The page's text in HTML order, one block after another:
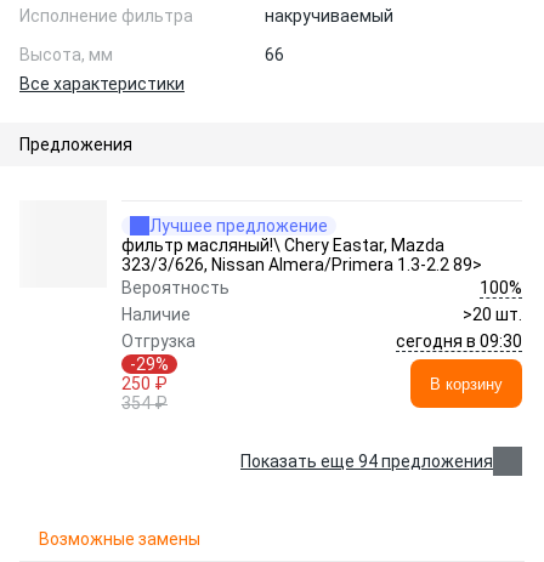
Исполнение фильтра
накручиваемый
Высота, мм
66
Все характеристики
Предложения
Лучшее предложение
фильтр масляный!\ Chery Eastar, Mazda
323/3/626, Nissan Almera/Primera 1.3-2.2 89>
Вероятность
100%
Наличие
>20 шт.
Отгрузка
сегодня в 09:30
-29%
250 ₽
354 ₽
В корзину
Показать еще 94 предложения
Возможные замены